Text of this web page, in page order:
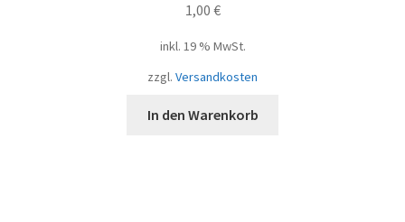
1,00 €
inkl. 19 % MwSt.
zzgl. Versandkosten
In den Warenkorb